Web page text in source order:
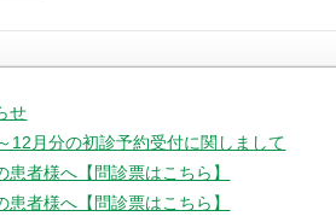
せ
12月分の初診予約受付に関しまして
者様へ【問診票はこちら】
者様へ【問診票はこちら】